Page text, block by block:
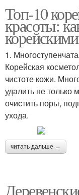
Топ-10
красоты:
1.
Корейская
чистоте кожи.
удалить не только
очистить поры,
ухода.
читать дальше →